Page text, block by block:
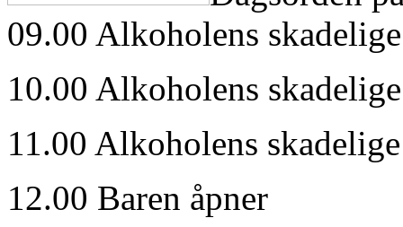
09.00 Alkoholens
10.00 Alkoholens
11.00 Alkoholens
12.00 Baren åpner